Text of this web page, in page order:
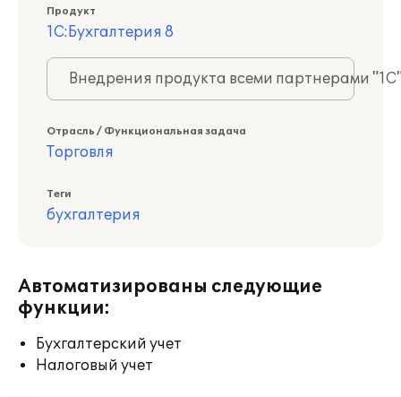
Продукт
1С:Бухгалтерия 8
Внедрения продукта всеми партнерами
Отрасль / Функциональная задача
Торговля
Теги
бухгалтерия
Автоматизированы следующие
функции:
Бухгалтерский учет
Налоговый учет